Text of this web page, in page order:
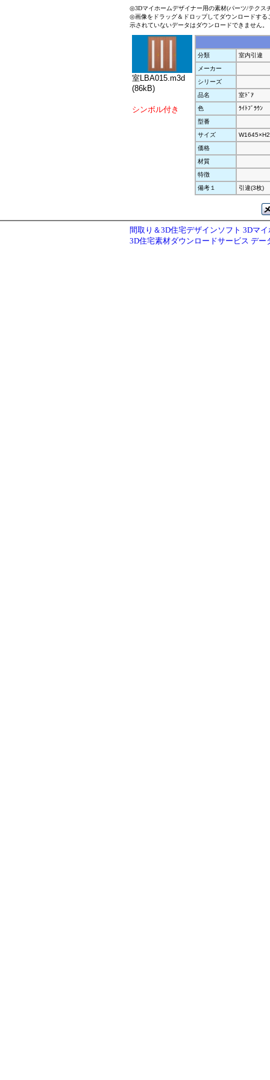
◎3Dマイホームデザイナー用の素材(パーツ/テクス
◎画像をドラッグ＆ドロップしてダウンロードす
示されていないデータはダウンロードできません。
室LBA015.m3d
(86kB)
シンボル付き
分類
室内引違
メーカー
シリーズ
品名
室ﾄﾞｱ
色
ﾗｲﾄﾌﾞﾗｳﾝ
型番
サイズ
価格
材質
特徴
備考１
引違(3枚)
間取り＆3D住宅デザインソフト 3Dマ
3D住宅素材ダウンロードサービス デー